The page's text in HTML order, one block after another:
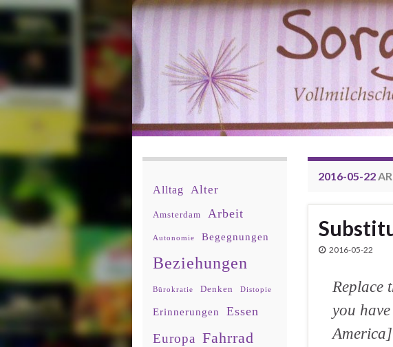
2016-05-22
2016-05-22
Replace
you
Alltag Alter
Amsterdam Arbeit
Autonomie Begegnungen
Beziehungen
Bürokratie Denken Distopie
Erinnerungen Essen
Europa Fahrrad